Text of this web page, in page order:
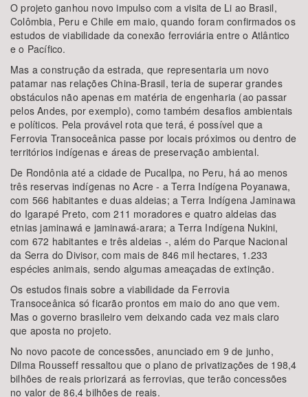
O projeto ganhou novo impulso com a visita de Li ao Brasil,
Colômbia, Peru e Chile em maio, quando foram confirmados os
estudos de viabilidade da conexão ferroviária entre o Atlântico
e o Pacífico.
Mas a construção da estrada, que representaria um novo
patamar nas relações China-Brasil, teria de superar grandes
obstáculos não apenas em matéria de engenharia (ao passar
pelos Andes, por exemplo), como também desafios ambientais
e políticos. Pela provável rota que terá, é possível que a
Ferrovia Transoceânica passe por locais próximos ou dentro de
territórios indígenas e áreas de preservação ambiental.
De Rondônia até a cidade de Pucallpa, no Peru, há ao menos
três reservas indígenas no Acre - a Terra Indígena Poyanawa,
com 566 habitantes e duas aldeias; a Terra Indígena Jaminawa
do Igarapé Preto, com 211 moradores e quatro aldeias das
etnias jaminawá e jaminawá-arara; a Terra Indígena Nukini,
com 672 habitantes e três aldeias -, além do Parque Nacional
da Serra do Divisor, com mais de 846 mil hectares, 1.233
espécies animais, sendo algumas ameaçadas de extinção.
Os estudos finais sobre a viabilidade da Ferrovia
Transoceânica só ficarão prontos em maio do ano que vem.
Mas o governo brasileiro vem deixando cada vez mais claro
que aposta no projeto.
No novo pacote de concessões, anunciado em 9 de junho,
Dilma Rousseff ressaltou que o plano de privatizações de 198,4
bilhões de reais priorizará as ferrovias, que terão concessões
no valor de 86,4 bilhões de reais.